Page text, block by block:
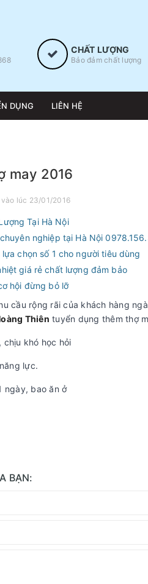
CHẤT LƯỢNG
Bảo đảm chất lượng
DỤNG LIÊN HỆ
may 2016
vào lúc 23/01/2016
Tại Hà Nội
nghiệp tại Hà Nội
chọn số 1 cho người tiêu dùng
giá rẻ chất lượng đảm bảo
hội đừng bỏ lỡ
cầu rộng rãi của khách hàng
Thiên tuyển dụng thêm thợ
chịu khó học hỏi
lực.
ngày, bao ăn ở
BẠN: